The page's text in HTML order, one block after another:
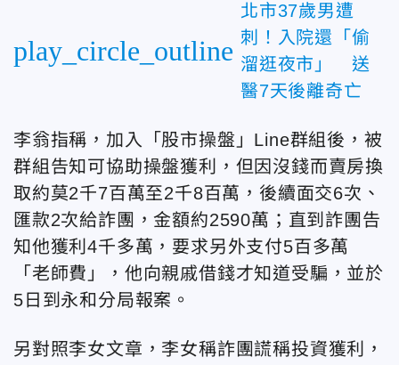
play_circle_outline
北市37歲男遭
刺！入院還「偷
溜逛夜市」 送
醫7天後離奇亡
李翁指稱，加入「股市操盤」Line群組後，被
群組告知可協助操盤獲利，但因沒錢而賣房換
取約莫2千7百萬至2千8百萬，後續面交6次、
匯款2次給詐團，金額約2590萬；直到詐團告
知他獲利4千多萬，要求另外支付5百多萬
「老師費」，他向親戚借錢才知道受騙，並於
5日到永和分局報案。
另對照李女文章，李女稱詐團謊稱投資獲利，